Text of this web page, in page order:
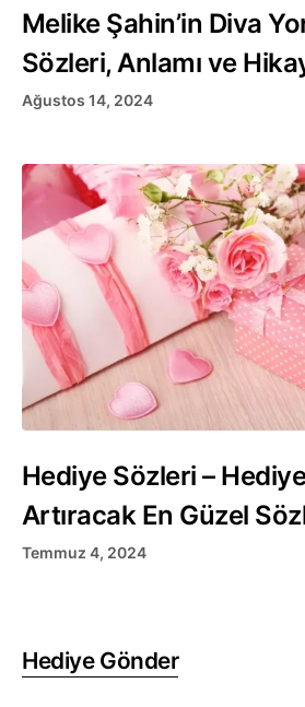
Melike Şahin’in Diva
Sözleri, Anlamı ve
Ağustos 14, 2024
Hediye Sözleri –
Artıracak En Güzel
Temmuz 4, 2024
Hediye Gönder